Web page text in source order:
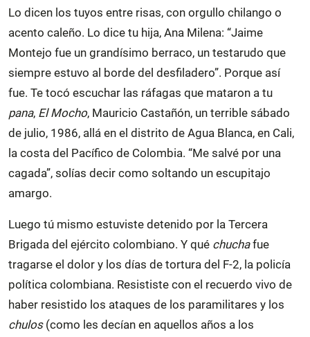
Lo dicen los tuyos entre risas, con orgullo chilango o
acento caleño. Lo dice tu hija, Ana Milena: “Jaime
Montejo fue un grandísimo berraco, un testarudo que
siempre estuvo al borde del desfiladero”. Porque así
fue. Te tocó escuchar las ráfagas que mataron a tu
pana, El Mocho, Mauricio Castañón, un terrible sábado
de julio, 1986, allá en el distrito de Agua Blanca, en Cali,
la costa del Pacífico de Colombia. “Me salvé por una
cagada”, solías decir como soltando un escupitajo
amargo.
Luego tú mismo estuviste detenido por la Tercera
Brigada del ejército colombiano. Y qué chuchafue
tragarse el dolor y los días de tortura del F-2, la policía
política colombiana. Resististe con el recuerdo vivo de
haber resistido los ataques de los paramilitares y los
chulos (como les decían en aquellos años a los